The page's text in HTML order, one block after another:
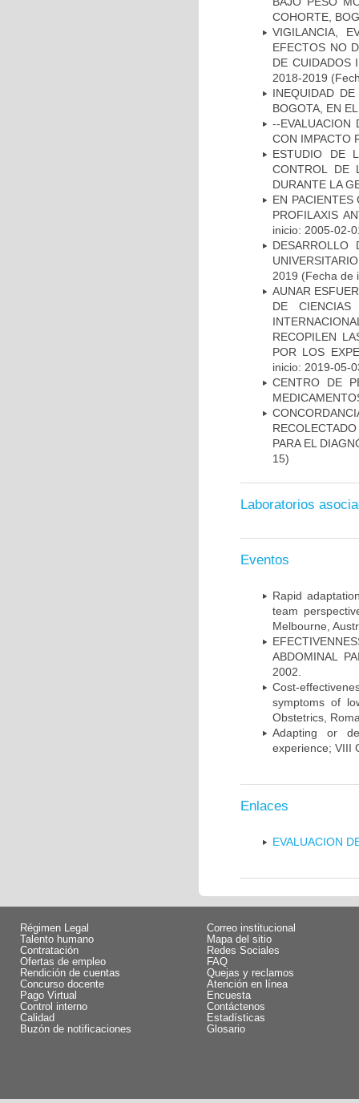
COHORTE,
VIGILANCIA,
EFECTOS NO
DE CUIDADOS
2018-2019
INEQUIDAD
BOGOTA, EN
--EVALUACION
CON IMPACTO
ESTUDIO DE
CONTROL DE
DURANTE LA
EN PACIENTES
PROFILAXIS
inicio: 2005-02-
DESARROLLO
2019 (Fecha de
AUNAR
DE
RECOPILEN
POR LOS
inicio: 2019-05-
CENTRO DE
PARA EL
15)
Laboratorios
Eventos
Rapid
team
Melbourne,
ABDOMINAL
2002.
Cost-
symptoms of
Obstetrics,
Adapting or
experience; VIII
Enlaces
EVALUACION
Régimen Legal
Talento humano
Contratación
Ofertas de empleo
Rendición de cuentas
Concurso docente
Pago Virtual
Control interno
Calidad
Buzón de notificaciones
Correo institucional
Mapa del sitio
Redes Sociales
FAQ
Quejas y reclamos
Atención en línea
Encuesta
Contáctenos
Estadísticas
Glosario